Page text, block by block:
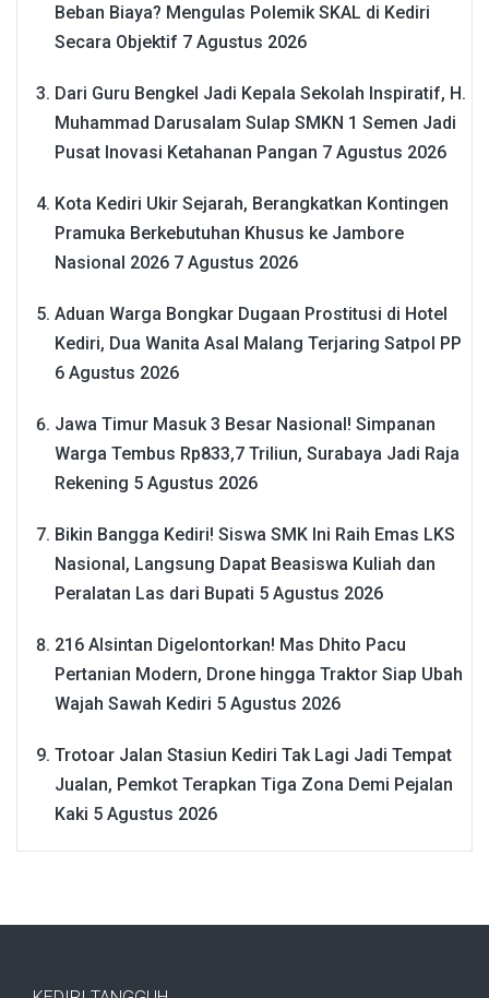
Beban Biaya? Mengulas Polemik SKAL di Kediri
Secara Objektif 7 Agustus 2026
Dari Guru Bengkel Jadi Kepala Sekolah Inspiratif, H.
Muhammad Darusalam Sulap SMKN 1 Semen Jadi
Pusat Inovasi Ketahanan Pangan 7 Agustus 2026
Kota Kediri Ukir Sejarah, Berangkatkan Kontingen
Pramuka Berkebutuhan Khusus ke Jambore
Nasional 2026 7 Agustus 2026
Aduan Warga Bongkar Dugaan Prostitusi di Hotel
Kediri, Dua Wanita Asal Malang Terjaring Satpol PP
6 Agustus 2026
Jawa Timur Masuk 3 Besar Nasional! Simpanan
Warga Tembus Rp833,7 Triliun, Surabaya Jadi Raja
Rekening 5 Agustus 2026
Bikin Bangga Kediri! Siswa SMK Ini Raih Emas LKS
Nasional, Langsung Dapat Beasiswa Kuliah dan
Peralatan Las dari Bupati 5 Agustus 2026
216 Alsintan Digelontorkan! Mas Dhito Pacu
Pertanian Modern, Drone hingga Traktor Siap Ubah
Wajah Sawah Kediri 5 Agustus 2026
Trotoar Jalan Stasiun Kediri Tak Lagi Jadi Tempat
Jualan, Pemkot Terapkan Tiga Zona Demi Pejalan
Kaki 5 Agustus 2026